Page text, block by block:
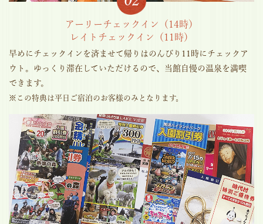
アーリーチェックイン（14時）
レイトチェックイン（11時）
早めにチェックインを済ませて帰りはのんびり11時にチェックア
ウト。ゆっくり滞在していただけるので、当館自慢の温泉を満喫
できます。
※この特典は平日ご宿泊のお客様のみとなります。